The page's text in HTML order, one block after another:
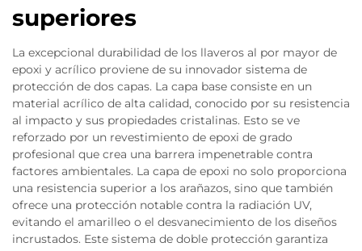
superiores
La excepcional durabilidad de los llaveros al por mayor de
epoxi y acrílico proviene de su innovador sistema de
protección de dos capas. La capa base consiste en un
material acrílico de alta calidad, conocido por su resistencia
al impacto y sus propiedades cristalinas. Esto se ve
reforzado por un revestimiento de epoxi de grado
profesional que crea una barrera impenetrable contra
factores ambientales. La capa de epoxi no solo proporciona
una resistencia superior a los arañazos, sino que también
ofrece una protección notable contra la radiación UV,
evitando el amarilleo o el desvanecimiento de los diseños
incrustados. Este sistema de doble protección garantiza